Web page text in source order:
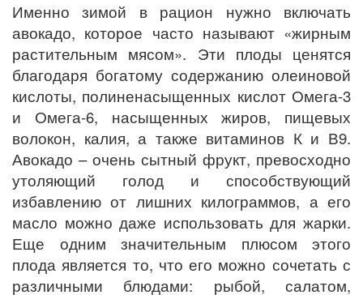
Именно зимой в рацион нужно включать
авокадо, которое часто называют «жирным
растительным мясом». Эти плоды ценятся
благодаря богатому содержанию олеиновой
кислоты, полиненасыщенных кислот Омега-3
и Омега-6, насыщенных жиров, пищевых
волокон, калия, а также витаминов К и В9.
Авокадо – очень сытный фрукт, превосходно
утоляющий голод и способствующий
избавлению от лишних килограммов, а его
масло можно даже использовать для жарки.
Еще одним значительным плюсом этого
плода является то, что его можно сочетать с
различными блюдами: рыбой, салатом,